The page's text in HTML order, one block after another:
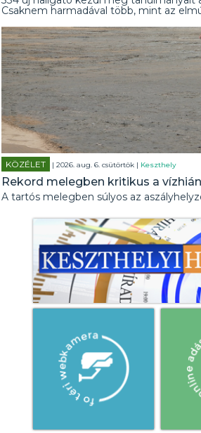
Csaknem harmadával több, mint az
KÖZÉLET | 2026. aug. 6. csütörtök | Keszthely
Rekord melegben kritikus a
A tartós melegben súlyos az